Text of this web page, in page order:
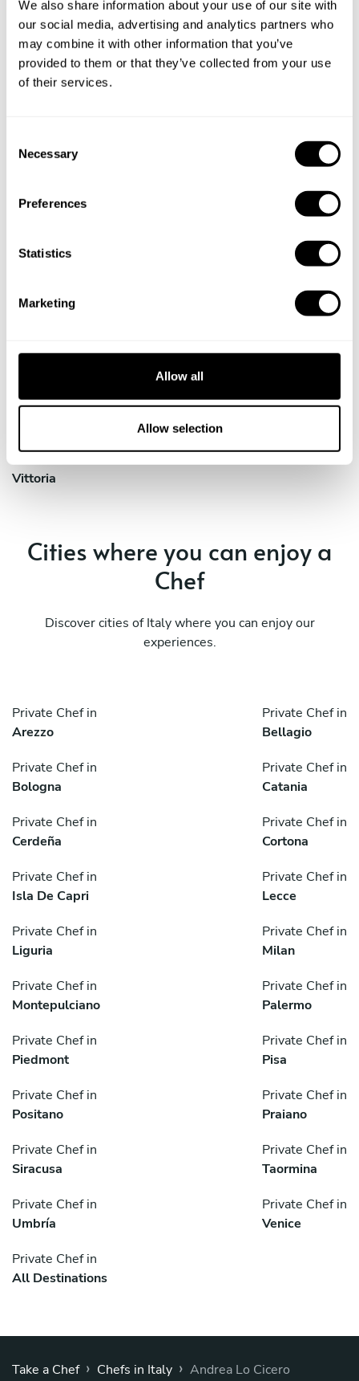
We also share information about your use of our site with
our social media, advertising and analytics partners who
may combine it with other information that you’ve
provided to them or that they’ve collected from your use
of their services.
Necessary
Preferences
Statistics
Marketing
Allow all
Allow selection
Book Chef Andrea
Take a Chef services in nearby
Discover cities near Catania where you can enjoy a Chef
Private Chef in
Private Chef in
Messina
Private Chef in
Private Chef in
Private Chef in
Private Chef in
Vittoria
Cities where you can enjoy a
Chef
Discover cities of Italy where you can enjoy our
experiences.
Private Chef in
Arezzo
Private Chef in
Bellagio
Private Chef in
Bologna
Private Chef in
Catania
Private Chef in
Cerdeña
Private Chef in
Cortona
Private Chef in
Isla De Capri
Private Chef in
Lecce
Private Chef in
Liguria
Private Chef in
Milan
Private Chef in
Montepulciano
Private Chef in
Palermo
Private Chef in
Piedmont
Private Chef in
Pisa
Private Chef in
Positano
Private Chef in
Praiano
Private Chef in
Siracusa
Private Chef in
Taormina
Private Chef in
Umbría
Private Chef in
Venice
Private Chef in
All Destinations
Take a Chef › Chefs in Italy › Andrea Lo Cicero